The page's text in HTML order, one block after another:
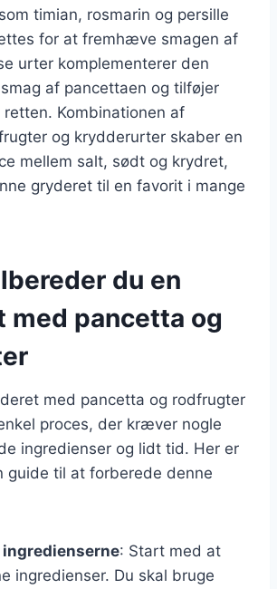
timian, rosmarin og persille
for at fremhæve smagen af
urter komplementerer den
af pancettaen og tilføjer
Kombinationen af
og krydderurter skaber en
mellem salt, sødt og krydret,
gryderet til en favorit i mange
du en
med pancetta og
med pancetta og rodfrugter
proces, der kræver nogle
ingredienser og lidt tid. Her er
guide til at forberede denne
ingredienserne: Start med at
ingredienser. Du skal bruge